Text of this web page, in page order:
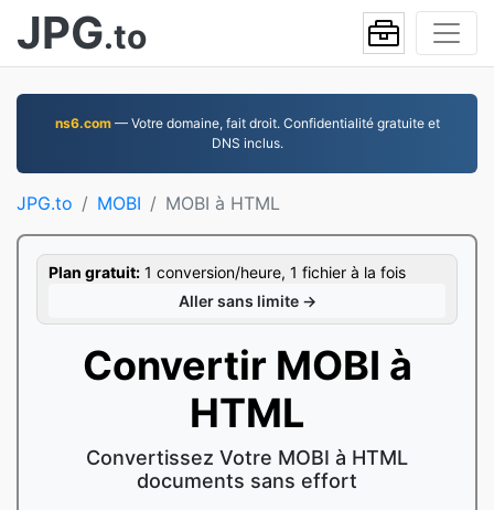
JPG.to
ns6.com— Votre domaine, fait droit. Confidentialité gratuite et
DNS inclus.
JPG.to MOBI MOBI à HTML
Plan gratuit: 1 conversion/heure, 1 fichier à la fois
Aller sans limite →
Convertir MOBI à
HTML
Convertissez Votre MOBI à HTML
documents sans effort